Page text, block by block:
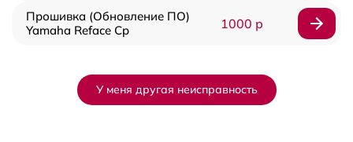
Прошивка (Обновление ПО)
Yamaha Reface Cp
1000 р
У меня другая неисправность